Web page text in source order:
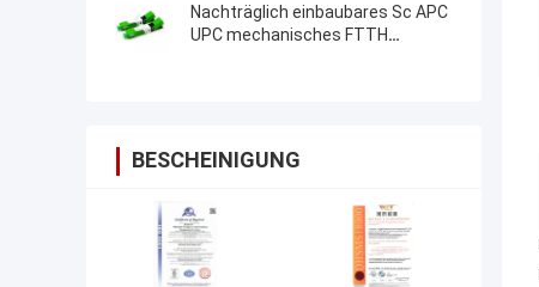
Nachträglich einbaubares Sc APC
UPC mechanisches FTTH
BESCHEINIGUNG